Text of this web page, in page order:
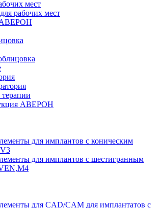
мест
рабочих мест
АВЕРОН
АВЕРОН
для имплантов с коническим
для имплантов с шестигранным
для CAD/CAM для имплантатов с